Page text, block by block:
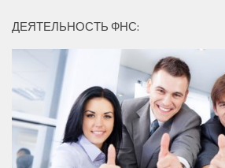
ДЕЯТЕЛЬНОСТЬ ФНС: